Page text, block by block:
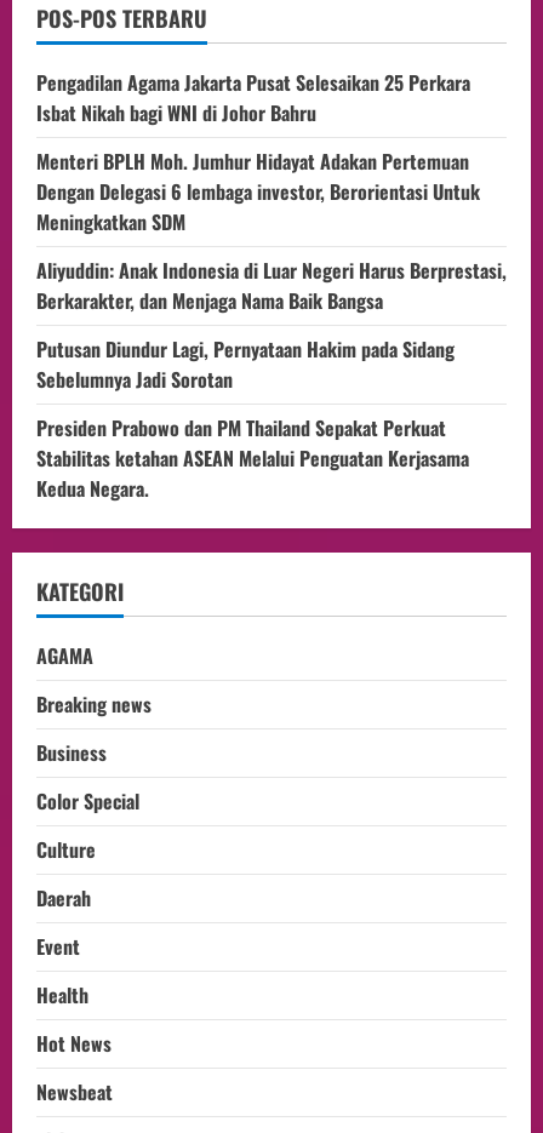
POS-POS TERBARU
Pengadilan Agama Jakarta Pusat Selesaikan 25 Perkara
Isbat Nikah bagi WNI di Johor Bahru
Menteri BPLH Moh. Jumhur Hidayat Adakan Pertemuan
Dengan Delegasi 6 lembaga investor, Berorientasi Untuk
Meningkatkan SDM
Aliyuddin: Anak Indonesia di Luar Negeri Harus Berprestasi,
Berkarakter, dan Menjaga Nama Baik Bangsa
Putusan Diundur Lagi, Pernyataan Hakim pada Sidang
Sebelumnya Jadi Sorotan
Presiden Prabowo dan PM Thailand Sepakat Perkuat
Stabilitas ketahan ASEAN Melalui Penguatan Kerjasama
Kedua Negara.
KATEGORI
AGAMA
Breaking news
Business
Color Special
Culture
Daerah
Event
Health
Hot News
Newsbeat